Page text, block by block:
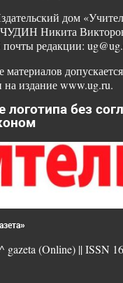
дом
ЧУДИН Никита
редакции:
на издание www.ug.ru.
логотипа без
gazeta (Online) || ISSN